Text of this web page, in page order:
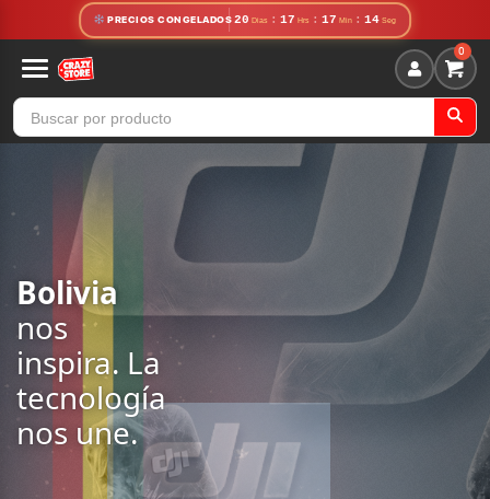
PRECIOS CONGELADOS 20 : 17 : 17 : 12